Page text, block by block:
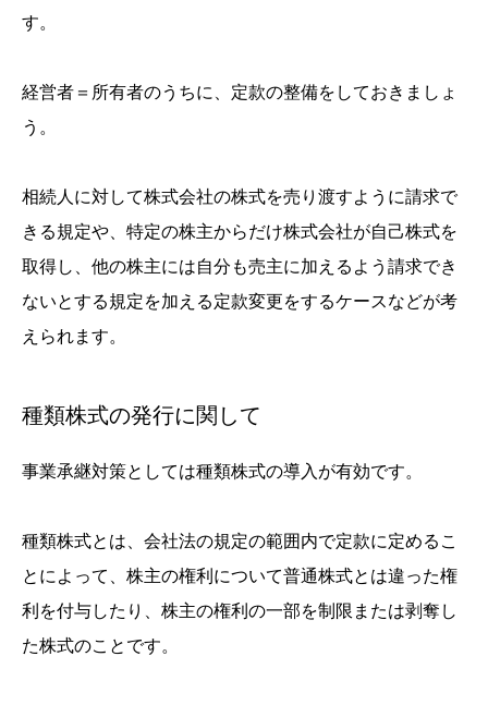
す。
経営者＝所有者のうちに、定款の整備をしておきましょ
う。
相続人に対して株式会社の株式を売り渡すように請求で
きる規定や、特定の株主からだけ株式会社が自己株式を
取得し、他の株主には自分も売主に加えるよう請求でき
ないとする規定を加える定款変更をするケースなどが考
えられます。
種類株式の発行に関して
事業承継対策としては種類株式の導入が有効です。
種類株式とは、会社法の規定の範囲内で定款に定めるこ
とによって、株主の権利について普通株式とは違った権
利を付与したり、株主の権利の一部を制限または剥奪し
た株式のことです。